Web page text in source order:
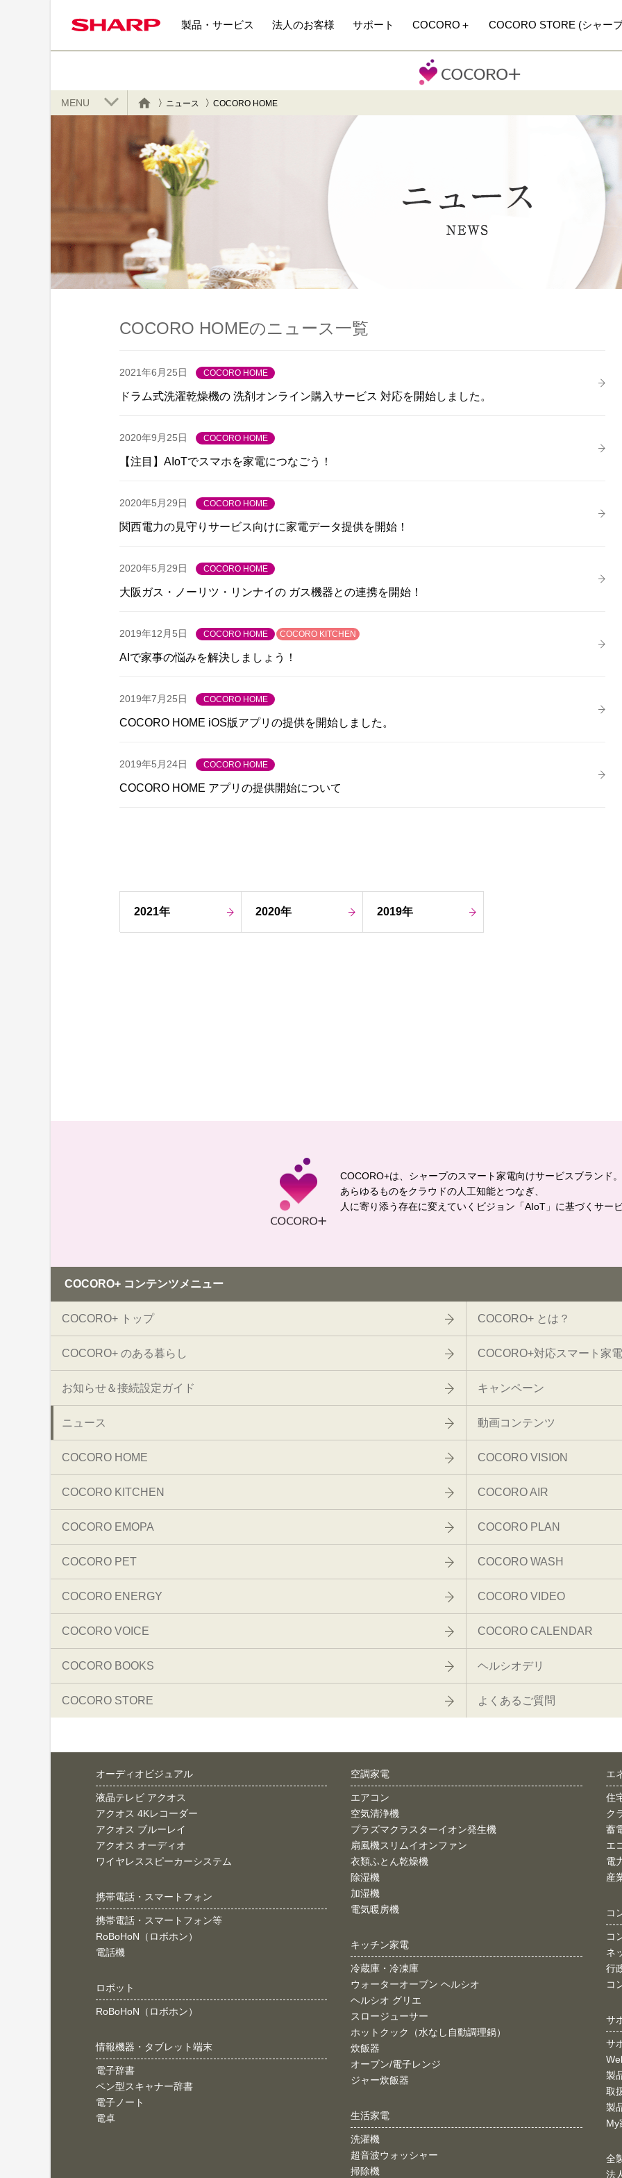
製品・サービス 法人のお客様 サポート COCORO＋ COCORO STORE (シャー
MENU ニュース COCORO HOME
COCORO HOMEのニュース一覧
2021年6月25日 COCORO HOME
ドラム式洗濯乾燥機の 洗剤オンライン購入サービス 対応を開始しました。
2020年9月25日 COCORO HOME
【注目】AIoTでスマホを家電につなごう！
2020年5月29日 COCORO HOME
関西電力の見守りサービス向けに家電データ提供を開始！
2020年5月29日 COCORO HOME
大阪ガス・ノーリツ・リンナイの ガス機器との連携を開始！
2019年12月5日 COCORO HOME COCORO KITCHEN
AIで家事の悩みを解決しましょう！
2019年7月25日 COCORO HOME
COCORO HOME iOS版アプリの提供を開始しました。
2019年5月24日 COCORO HOME
COCORO HOME アプリの提供開始について
2021年 2020年 2019年
COCORO+は、シャープのスマート家電向けサービスブランド。
あらゆるものをクラウドの人工知能とつなぎ、
人に寄り添う存在に変えていくビジョン「AIoT」に基づくサー
COCORO+ コンテンツメニュー
COCORO+ トップ COCORO+ とは？
COCORO+ のある暮らし COCORO+対応スマート家
お知らせ＆接続設定ガイド キャンペーン
ニュース 動画コンテンツ
COCORO HOME COCORO VISION
COCORO KITCHEN COCORO AIR
COCORO EMOPA COCORO PLAN
COCORO PET COCORO WASH
COCORO ENERGY COCORO VIDEO
COCORO VOICE COCORO CALENDAR
COCORO BOOKS ヘルシオデリ
COCORO STORE よくあるご質問
オーディオビジュアル
液晶テレビ アクオス
アクオス 4Kレコーダー
アクオス ブルーレイ
アクオス オーディオ
ワイヤレススピーカーシステム
携帯電話・スマートフォン
携帯電話・スマートフォン等
RoBoHoN（ロボホン）
電話機
ロボット
RoBoHoN（ロボホン）
情報機器・タブレット端末
電子辞書
ペン型スキャナー辞書
電子ノート
電卓
空調家電
エアコン
空気清浄機
プラズマクラスターイオン発生機
扇風機スリムイオンファン
衣類ふとん乾燥機
除湿機
加湿機
電気暖房機
キッチン家電
冷蔵庫・冷凍庫
ウォーターオーブン ヘルシオ
ヘルシオ グリエ
スロージューサー
ホットクック（水なし自動調理鍋）
炊飯器
オーブン/電子レンジ
ジャー炊飯器
生活家電
洗濯機
超音波ウォッシャー
掃除機
エ
住
ク
蓄
エ
電
産
コ
コ
ネ
行
コ
サ
サ
製
取
製
My
全
法